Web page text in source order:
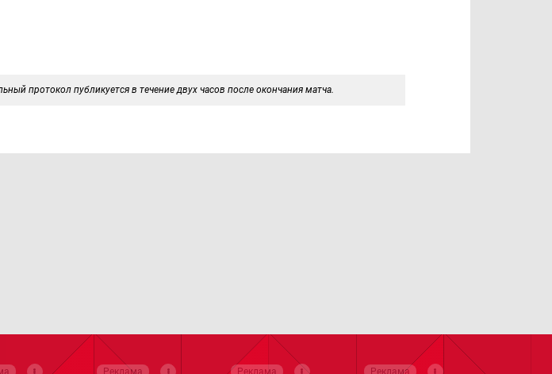
протокол публикуется в течение двух часов после окончания матча.
Реклама Реклама Реклама